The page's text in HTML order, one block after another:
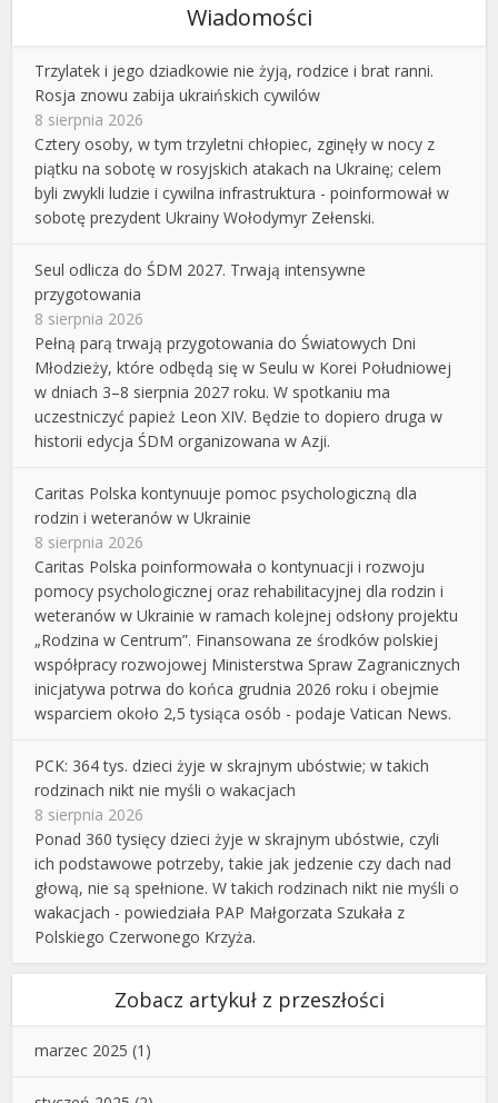
Wiadomości
Trzylatek i jego dziadkowie nie żyją, rodzice i brat ranni.
Rosja znowu zabija ukraińskich cywilów
8 sierpnia 2026
Cztery osoby, w tym trzyletni chłopiec, zginęły w nocy z
piątku na sobotę w rosyjskich atakach na Ukrainę; celem
byli zwykli ludzie i cywilna infrastruktura - poinformował w
sobotę prezydent Ukrainy Wołodymyr Zełenski.
Seul odlicza do ŚDM 2027. Trwają intensywne
przygotowania
8 sierpnia 2026
Pełną parą trwają przygotowania do Światowych Dni
Młodzieży, które odbędą się w Seulu w Korei Południowej
w dniach 3–8 sierpnia 2027 roku. W spotkaniu ma
uczestniczyć papież Leon XIV. Będzie to dopiero druga w
historii edycja ŚDM organizowana w Azji.
Caritas Polska kontynuuje pomoc psychologiczną dla
rodzin i weteranów w Ukrainie
8 sierpnia 2026
Caritas Polska poinformowała o kontynuacji i rozwoju
pomocy psychologicznej oraz rehabilitacyjnej dla rodzin i
weteranów w Ukrainie w ramach kolejnej odsłony projektu
„Rodzina w Centrum”. Finansowana ze środków polskiej
współpracy rozwojowej Ministerstwa Spraw Zagranicznych
inicjatywa potrwa do końca grudnia 2026 roku i obejmie
wsparciem około 2,5 tysiąca osób - podaje Vatican News.
PCK: 364 tys. dzieci żyje w skrajnym ubóstwie; w takich
rodzinach nikt nie myśli o wakacjach
8 sierpnia 2026
Ponad 360 tysięcy dzieci żyje w skrajnym ubóstwie, czyli
ich podstawowe potrzeby, takie jak jedzenie czy dach nad
głową, nie są spełnione. W takich rodzinach nikt nie myśli o
wakacjach - powiedziała PAP Małgorzata Szukała z
Polskiego Czerwonego Krzyża.
Zobacz artykuł z przeszłości
marzec 2025 (1)